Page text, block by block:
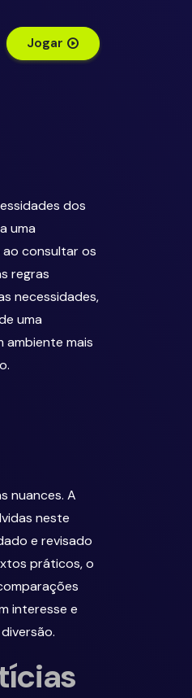
Jogar
dos
uma
ao consultar os
regras
necessidades,
uma
ambiente mais
nuances. A
neste
e revisado
práticos, o
interesse e